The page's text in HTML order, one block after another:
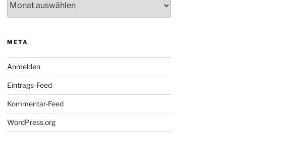
META
Anmelden
Eintrags-Feed
Kommentar-Feed
WordPress.org